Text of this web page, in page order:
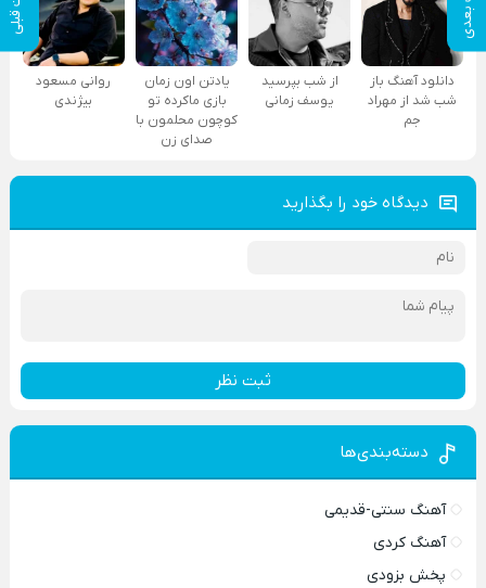
دانلود آهنگ باز
شب شد از مهراد
جم
از شب بپرسید
یوسف زمانی
یادتن اون زمان
بازی ماکرده تو
کوچون محلمون با
صدای زن
روانی مسعود
بیژندی
دیدگاه خود را بگذارید
ثبت نظر
دسته‌بندی‌ها
آهنگ سنتی-قدیمی
آهنگ کردی
پخش بزودی